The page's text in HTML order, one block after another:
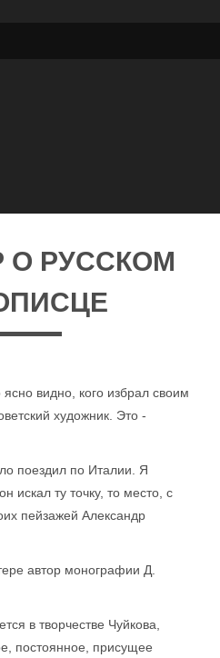
О РУССКОМ
видно, кого избрал своим
художник. Это -
поездил по Италии. Я
искал ту точку, то место, с
пейзажей Александр
автор монографии Д.
в творчестве Чуйкова,
постоянное, присущее